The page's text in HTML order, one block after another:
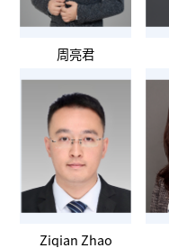
周亮君
Ziqian Zhao